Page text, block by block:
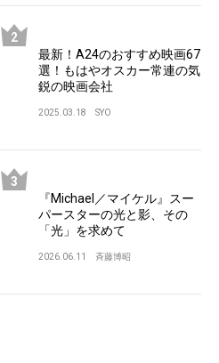
最新！A24のおすすめ映画67
選！もはやオスカー常連の気
鋭の映画会社
2025.03.18 SYO
『Michael／マイケル』スー
パースターの光と影、その
「光」を求めて
2026.06.11 斉藤博昭